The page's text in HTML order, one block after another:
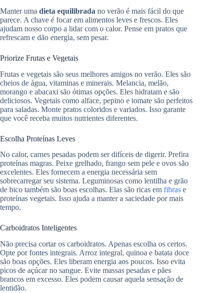
Manter uma dieta equilibrada no verão é mais fácil do que
parece. A chave é focar em alimentos leves e frescos. Eles
ajudam nosso corpo a lidar com o calor. Pense em pratos que
refrescam e dão energia, sem pesar.
Priorize Frutas e Vegetais
Frutas e vegetais são seus melhores amigos no verão. Eles são
cheios de água, vitaminas e minerais. Melancia, melão,
morango e abacaxi são ótimas opções. Eles hidratam e são
deliciosos. Vegetais como alface, pepino e tomate são perfeitos
para saladas. Monte pratos coloridos e variados. Isso garante
que você receba muitos nutrientes diferentes.
Escolha Proteínas Leves
No calor, carnes pesadas podem ser difíceis de digerir. Prefira
proteínas magras. Peixe grelhado, frango sem pele e ovos são
excelentes. Eles fornecem a energia necessária sem
sobrecarregar seu sistema. Leguminosas como lentilha e grão
de bico também são boas escolhas. Elas são ricas em fibras e
proteínas vegetais. Isso ajuda a manter a saciedade por mais
tempo.
Carboidratos Inteligentes
Não precisa cortar os carboidratos. Apenas escolha os certos.
Opte por fontes integrais. Arroz integral, quinoa e batata doce
são boas opções. Eles liberam energia aos poucos. Isso evita
picos de açúcar no sangue. Evite massas pesadas e pães
brancos em excesso. Eles podem causar aquela sensação de
lentidão.